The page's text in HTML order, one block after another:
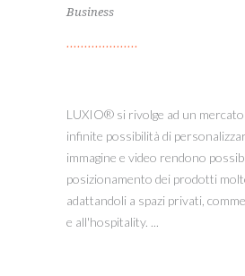
Business
LUXIO® si rivolge ad un
infinite possibilità di
immagine e video rendono
posizionamento dei prodotti
adattandoli a spazi privati,
e all'hospitality. ...